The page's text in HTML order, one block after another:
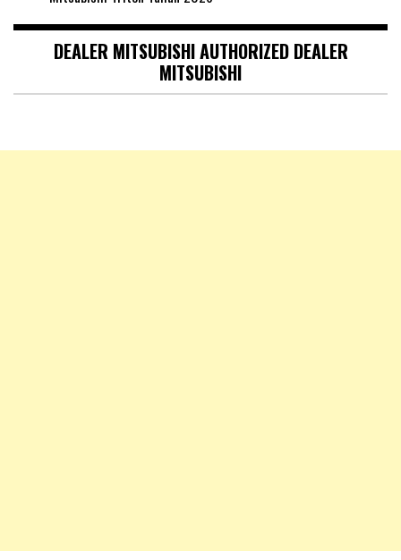
DEALER MITSUBISHI AUTHORIZED DEALER
MITSUBISHI